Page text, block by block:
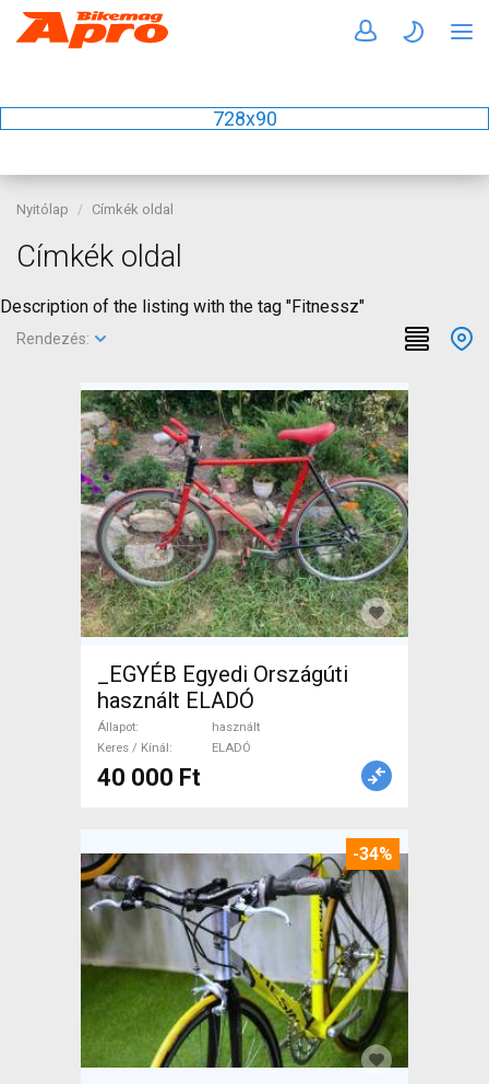
728x90
Nyitólap Címkék oldal
Címkék oldal
Description of the listing with the tag "Fitnessz"
Rendezés:
_EGYÉB Egyedi Országúti
használt ELADÓ
Állapot
használt
Keres / Kínál
ELADÓ
40 000 Ft
-34%